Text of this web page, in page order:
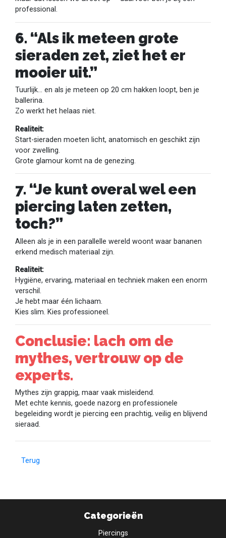
professional.
6. “Als ik meteen grote
sieraden zet, ziet het er
mooier uit.”
Tuurlijk… en als je meteen op 20 cm hakken loopt, ben je
ballerina.
Zo werkt het helaas niet.
Realiteit:
Start-sieraden moeten licht, anatomisch en geschikt zijn
voor zwelling.
Grote glamour komt na de genezing.
7. “Je kunt overal wel een
piercing laten zetten,
toch?”
Alleen als je in een parallelle wereld woont waar bananen
erkend medisch materiaal zijn.
Realiteit:
Hygiëne, ervaring, materiaal en techniek maken een enorm
verschil.
Je hebt maar één lichaam.
Kies slim. Kies professioneel.
Conclusie: lach om de
mythes, vertrouw op de
experts.
Mythes zijn grappig, maar vaak misleidend.
Met echte kennis, goede nazorg en professionele
begeleiding wordt je piercing een prachtig, veilig en blijvend
sieraad.
Terug
Categorieën
Piercings